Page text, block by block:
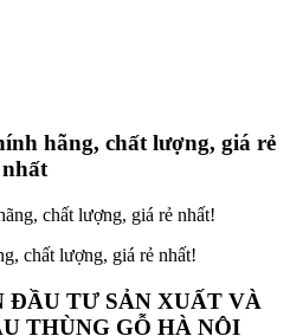
hãng, chất lượng, giá rẻ
nhất
chất lượng, giá rẻ nhất!
ĐẦU TƯ SẢN XUẤT VÀ
THÙNG GỖ HÀ NỘI